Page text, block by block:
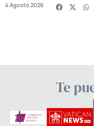
4 Agosto 2026
Te